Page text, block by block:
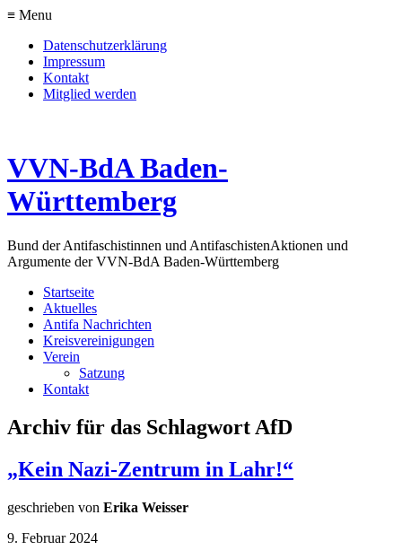
≡ Menu
Datenschutzerklärung
Impressum
Kontakt
Mitglied werden
VVN-BdA Baden-
Württemberg
Bund der Antifaschistinnen und AntifaschistenAktionen und
Argumente der VVN-BdA Baden-Württemberg
Startseite
Aktuelles
Antifa Nachrichten
Kreisvereinigungen
Verein
Satzung
Kontakt
Archiv für das Schlagwort AfD
„Kein Nazi-Zentrum in Lahr!“
geschrieben von Erika Weisser
9. Februar 2024